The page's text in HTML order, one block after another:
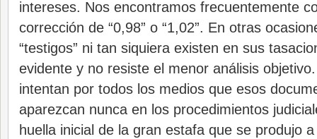
intereses. Nos encontramos frecuentemente
corrección de “0,98” o “1,02”. En otras
“testigos” ni tan siquiera existen en sus
evidente y no resiste el menor análisis
intentan por todos los medios que esos
aparezcan nunca en los procedimientos
huella inicial de la gran estafa que se produjo